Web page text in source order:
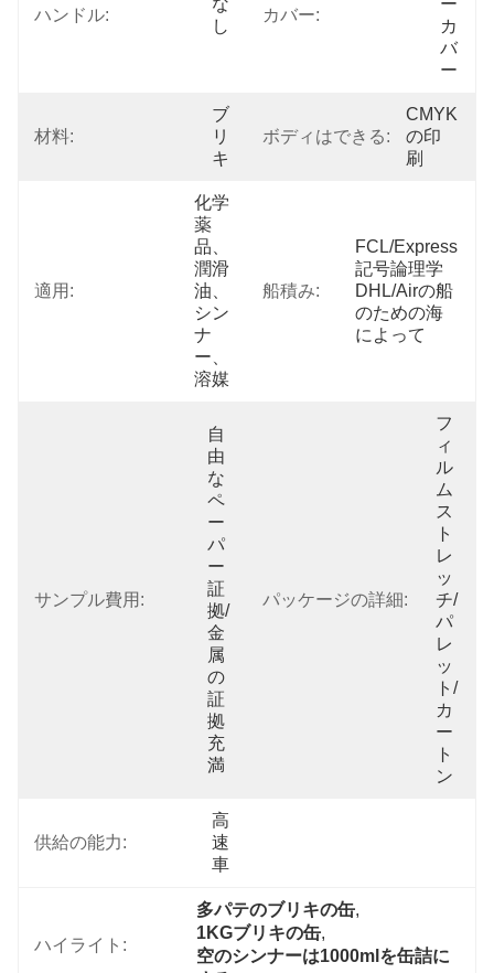
ハンドル:
な
し
カバー:
ー
カ
バ
ー
材料:
ブ
リ
キ
ボディはできる:
CMYK
の印
刷
適用:
化学
薬
品、
潤滑
油、
シン
ナ
ー、
溶媒
船積み:
FCL/Express
記号論理学
DHL/Airの船
のための海
によって
サンプル費用:
自
由
な
ペ
ー
パ
ー
証
拠/
金
属
の
証
拠
充
満
パッケージの詳細:
フ
ィ
ル
ム
ス
ト
レ
ッ
チ/
パ
レ
ッ
ト/
カ
ー
ト
ン
供給の能力:
高
速
車
ハイライト:
多パテのブリキの缶,
1KGブリキの缶,
空のシンナーは1000mlを缶詰に